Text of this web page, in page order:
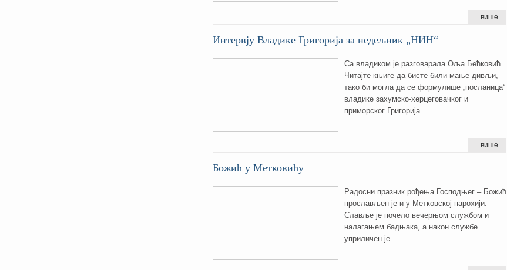
више
Интервју Владике Григорија за недељник „НИН“
Са владиком је разговарала Оља Бећковић.
Читајте књиге да бисте били мање дивљи,
тако би могла да се формулише „посланица“
владике захумско-херцеговачког и
приморског Григорија.
више
Божић у Метковићу
Радосни празник рођења Господњег – Божић
прослављен је и у Метковској парохији.
Славље је почело вечерњом службом и
налагањем бадњака, а након службе
уприличен је